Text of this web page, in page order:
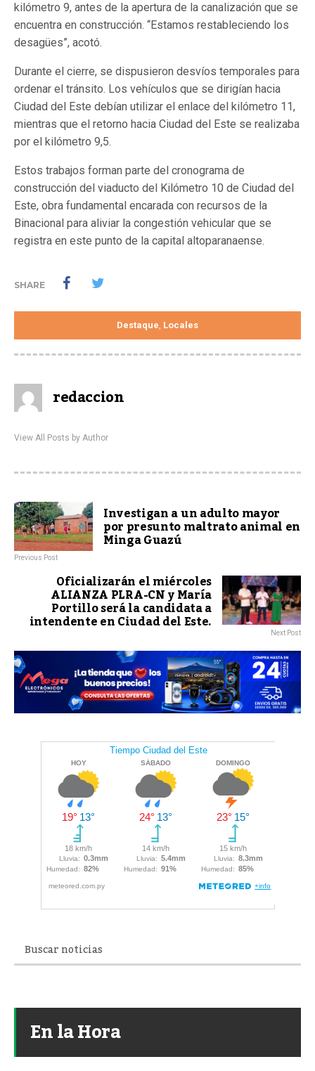
kilómetro 9, antes de la apertura de la canalización que se
encuentra en construcción. “Estamos restableciendo los
desagües”, acotó.
Durante el cierre, se dispusieron desvíos temporales para
ordenar el tránsito. Los vehículos que se dirigían hacia
Ciudad del Este debían utilizar el enlace del kilómetro 11,
mientras que el retorno hacia Ciudad del Este se realizaba
por el kilómetro 9,5.
Estos trabajos forman parte del cronograma de
construcción del viaducto del Kilómetro 10 de Ciudad del
Este, obra fundamental encarada con recursos de la
Binacional para aliviar la congestión vehicular que se
registra en este punto de la capital altoparanaense.
SHARE
Destaque, Locales
redaccion
View All Posts by Author
Investigan a un adulto mayor
por presunto maltrato animal en
Minga Guazú
Previous Post
Oficializarán el miércoles
ALIANZA PLRA-CN y María
Portillo será la candidata a
intendente en Ciudad del Este. Next Post
En la Hora